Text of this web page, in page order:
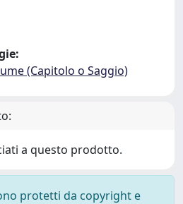
(Capitolo o Saggio)
a questo prodotto.
protetti da copyright e